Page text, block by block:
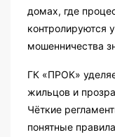
домах, где
контролируются
мошенничества
ГК «ПРОК»
жильцов и
Чёткие
понятные